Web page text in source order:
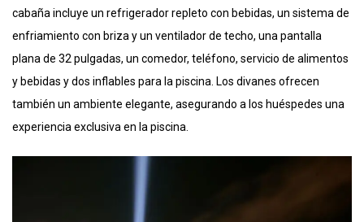
cabaña incluye un refrigerador repleto con bebidas, un sistema de
enfriamiento con briza y un ventilador de techo, una pantalla
plana de 32 pulgadas, un comedor, teléfono, servicio de alimentos
y bebidas y dos inflables para la piscina. Los divanes ofrecen
también un ambiente elegante, asegurando a los huéspedes una
experiencia exclusiva en la piscina.